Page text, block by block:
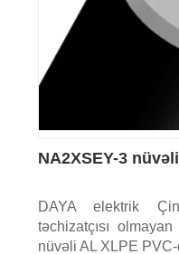
NA2XSEY-3
DAYA elektrik
təchizatçısı
nüvəli AL XLPE